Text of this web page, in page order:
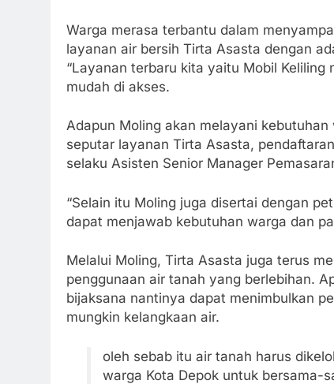
Warga merasa terbantu dalam
layanan air bersih Tirta Asasta dengan
“Layanan terbaru kita yaitu Mobil
mudah di akses.
Adapun Moling akan melayani
seputar layanan Tirta Asasta,
selaku Asisten Senior Manager
“Selain itu Moling juga disertai dengan
dapat menjawab kebutuhan warga dan
Melalui Moling, Tirta Asasta juga terus
penggunaan air tanah yang berlebihan.
bijaksana nantinya dapat menimbulkan
mungkin kelangkaan air.
oleh sebab itu air tanah harus
warga Kota Depok untuk bersama-